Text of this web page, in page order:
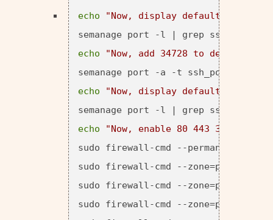
echo
"Now, display default allowed
echo
"Now, add 34728 to default
echo
"Now, display default allowed
echo
"Now, enable 80 443 34728
sudo firewall-cmd --permanent --
sudo firewall-cmd --zone=public --
sudo firewall-cmd --zone=public --
sudo firewall-cmd --zone=public --